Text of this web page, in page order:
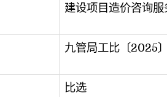
建设项目造价咨询服
九管局工比〔2025
比选